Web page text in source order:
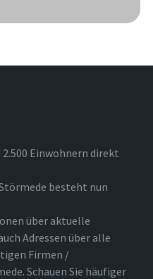
Einwohnern direkt
besteht nun
über aktuelle
Adressen über alle
Firmen /
Schauen Sie häufiger